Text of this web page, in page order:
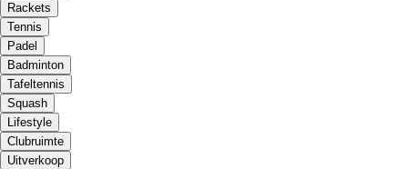
Rackets
Tennis
Padel
Badminton
Tafeltennis
Squash
Lifestyle
Clubruimte
Uitverkoop